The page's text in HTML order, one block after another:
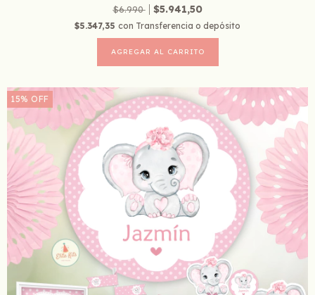
$6.990
$5.941,50
$5.347,35 con Transferencia o depósito
15% OFF